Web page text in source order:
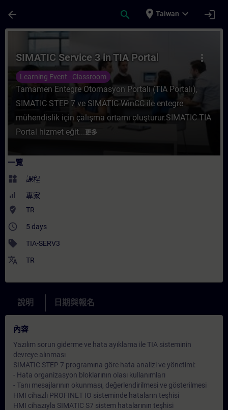
arrow_back search place Taiwan expand_more login
課程 - SIMATIC Service 3 in TIA Portal -
more_vert
SIMATIC Service 3 in TIA Portal
Learning Event - Classroom
Tamamen Entegre Otomasyon Portalı (TIA Portalı),
SIMATIC STEP 7 ve SIMATIC WinCC ile entegre
mühendislik için çalışma ortamı oluşturur.SIMATIC TIA
Portal hizmet eğit...更多
一覽
widgets 課程
專家
where_to_vote TR
access_time 5 days
sell TIA-SERV3
translate TR
說明 日期與報名
內容
Yazılım sorun giderme ve hata ayıklama ile TIA sisteminin
devreye alınması
SIMATIC STEP 7 programına göre hata analizi ve yönetimi:
- Hata organizasyon bloklarının olası kullanımları
- Tanı mesajlarının okunması, değerlendirilmesi ve gösterilmesi
HMI cihazlı PROFINET IO sisteminde hataların teşhisi
HMI cihazıyla SIMATIC S7 sistem hatalarının teşhisi